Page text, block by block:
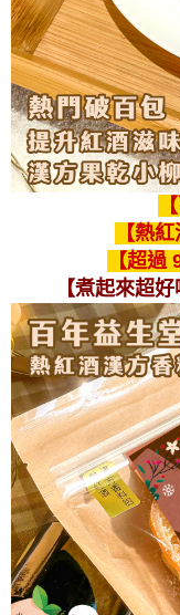
【熱
【超過
【煮起來超